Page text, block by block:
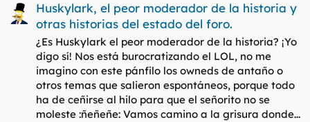
Huskylark, el peor moderador de la historia y
otras historias del estado del foro.
¿Es Huskylark el peor moderador de la historia? ¡Yo
digo sí! Nos está burocratizando el LOL, no me
imagino con este pánfilo los owneds de antaño o
otros temas que salieron espontáneos, porque todo
ha de ceñirse al hilo para que el señorito no se
moleste :ñeñeñe: Vamos camino a la grisura donde...